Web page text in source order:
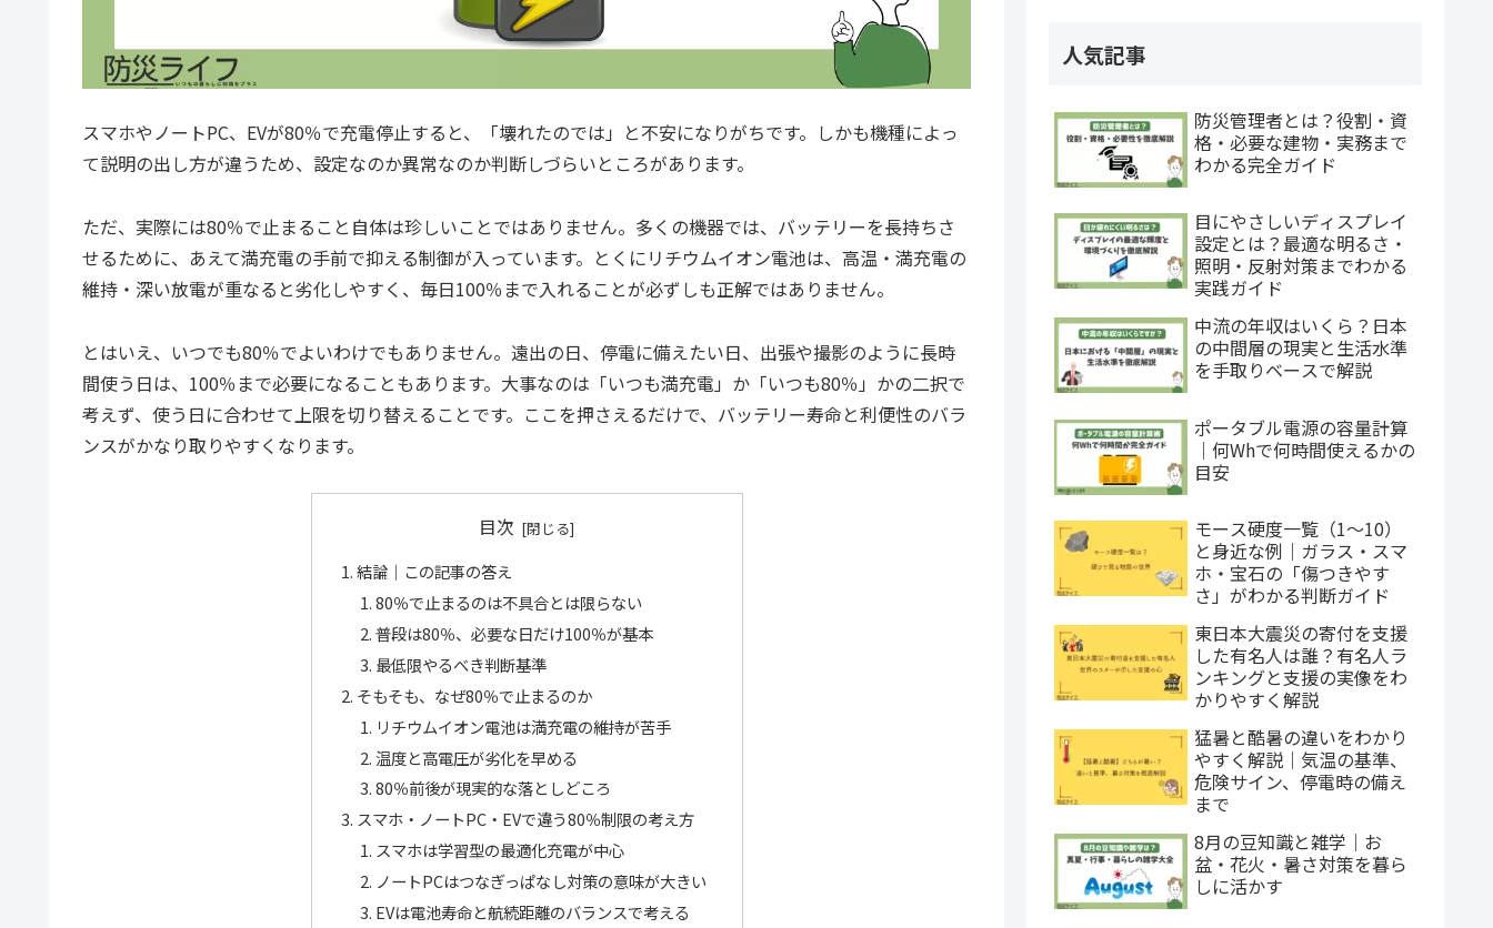
スマホやノートPC、EVが80％で充電停止すると、「壊れたのでは」と不安になりがちです。しかも機種によっ
て説明の出し方が違うため、設定なのか異常なのか判断しづらいところがあります。
ただ、実際には80％で止まること自体は珍しいことではありません。多くの機器では、バッテリーを長持ちさ
せるために、あえて満充電の手前で抑える制御が入っています。とくにリチウムイオン電池は、高温・満充電の
維持・深い放電が重なると劣化しやすく、毎日100％まで入れることが必ずしも正解ではありません。
とはいえ、いつでも80％でよいわけでもありません。遠出の日、停電に備えたい日、出張や撮影のように長時
間使う日は、100％まで必要になることもあります。大事なのは「いつも満充電」か「いつも80％」かの二択で
考えず、使う日に合わせて上限を切り替えることです。ここを押さえるだけで、バッテリー寿命と利便性のバラ
ンスがかなり取りやすくなります。
目次
結論｜この記事の答え
80％で止まるのは不具合とは限らない
普段は80％、必要な日だけ100％が基本
最低限やるべき判断基準
そもそも、なぜ80％で止まるのか
リチウムイオン電池は満充電の維持が苦手
温度と高電圧が劣化を早める
80％前後が現実的な落としどころ
スマホ・ノートPC・EVで違う80％制限の考え方
スマホは学習型の最適化充電が中心
ノートPCはつなぎっぱなし対策の意味が大きい
EVは電池寿命と航続距離のバランスで考える
人気記事
防災管理者とは？役割・資
格・必要な建物・実務まで
わかる完全ガイド
目にやさしいディスプレイ
設定とは？最適な明るさ・
照明・反射対策までわかる
実践ガイド
中流の年収はいくら？日本
の中間層の現実と生活水準
を手取りベースで解説
ポータブル電源の容量計算
｜何Whで何時間使えるかの
目安
モース硬度一覧（1〜10）
と身近な例｜ガラス・スマ
ホ・宝石の「傷つきやす
さ」がわかる判断ガイド
東日本大震災の寄付を支援
した有名人は誰？有名人ラ
ンキングと支援の実像をわ
かりやすく解説
猛暑と酷暑の違いをわかり
やすく解説｜気温の基準、
危険サイン、停電時の備え
まで
8月の豆知識と雑学｜お
盆・花火・暑さ対策を暮ら
しに活かす